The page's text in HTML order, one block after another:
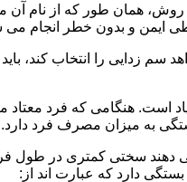
همان طور که از نام آن
ایمن و بدون خطر انجام می
سم زدایی را انتخاب کند،
است. هنگامی که فرد معتاد
به میزان مصرف فرد
دهند سختی کمتری در طول
دارد که عبارت اند از: